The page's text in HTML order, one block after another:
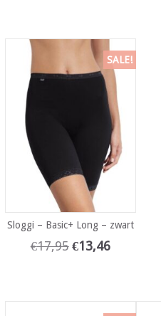
SALE!
Sloggi – Basic+ Long – zwart
€17,95 €13,46